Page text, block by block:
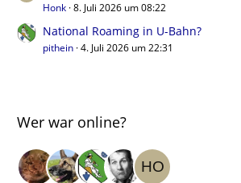
Honk 8. Juli 2026 um 08:22
National Roaming in U-Bahn?
pithein 4. Juli 2026 um 22:31
Wer war online?